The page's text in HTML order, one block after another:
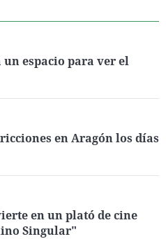
espacio para ver el
en Aragón los días
en un plató de cine
Singular"